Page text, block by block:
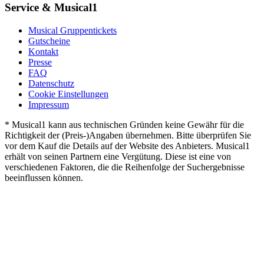
Service & Musical1
Musical Gruppentickets
Gutscheine
Kontakt
Presse
FAQ
Datenschutz
Cookie Einstellungen
Impressum
* Musical1 kann aus technischen Gründen keine Gewähr für die
Richtigkeit der (Preis-)Angaben übernehmen. Bitte überprüfen Sie
vor dem Kauf die Details auf der Website des Anbieters. Musical1
erhält von seinen Partnern eine Vergütung. Diese ist eine von
verschiedenen Faktoren, die die Reihenfolge der Suchergebnisse
beeinflussen können.